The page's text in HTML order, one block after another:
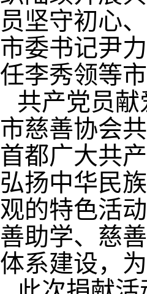
员坚守初心
市委书记尹
任李秀领等
共产党员
市慈善协会
首都广大共
弘扬中华民
观的特色活
善助学、慈
体系建设，